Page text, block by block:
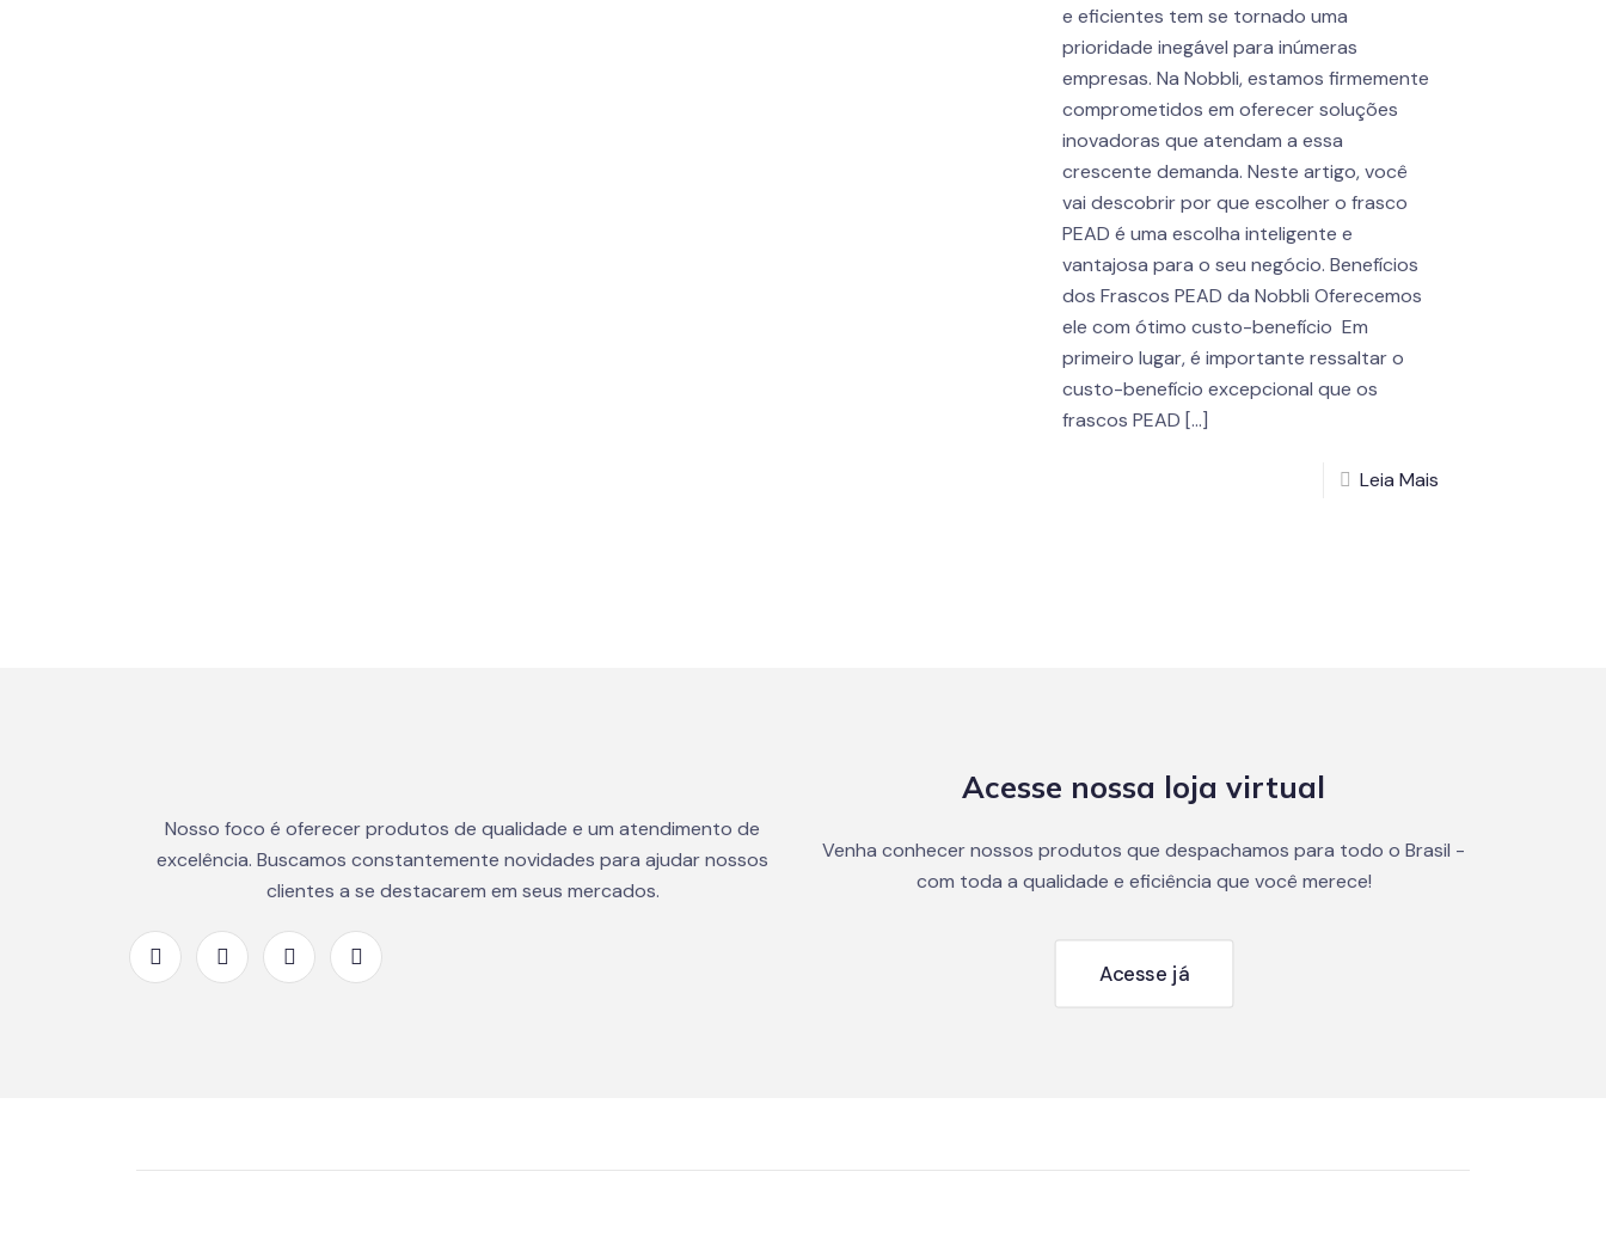
e eficientes tem se tornado uma
prioridade inegável para inúmeras
empresas. Na Nobbli, estamos firmemente
comprometidos em oferecer soluções
inovadoras que atendam a essa
crescente demanda. Neste artigo, você
vai descobrir por que escolher o frasco
PEAD é uma escolha inteligente e
vantajosa para o seu negócio. Benefícios
dos Frascos PEAD da Nobbli Oferecemos
ele com ótimo custo-benefício Em
primeiro lugar, é importante ressaltar o
custo-benefício excepcional que os
frascos PEAD […]
Leia Mais
Nosso foco é oferecer produtos de qualidade e um atendimento de
excelência. Buscamos constantemente novidades para ajudar nossos
clientes a se destacarem em seus mercados.
Acesse nossa loja virtual
Venha conhecer nossos produtos que despachamos para todo o Brasil -
com toda a qualidade e eficiência que você merece!
Acesse já